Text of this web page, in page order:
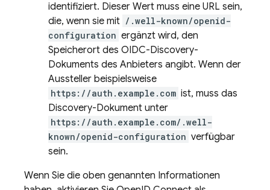
identifiziert. Dieser Wert muss eine URL sein,
die, wenn sie mit /.well-known/openid-
configuration ergänzt wird, den
Speicherort des OIDC-Discovery-
Dokuments des Anbieters angibt. Wenn der
Aussteller beispielsweise
https://auth.example.com ist, muss das
Discovery-Dokument unter
https://auth.example.com/.well-
known/openid-configuration verfügbar
sein.
Wenn Sie die oben genannten Informationen